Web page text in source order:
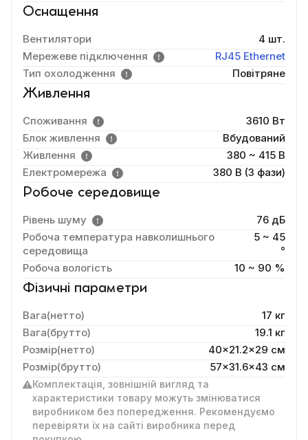
Оснащення
Вентилятори
4 шт.
Мережеве підключення
RJ45 Ethernet
Тип охолодження
Повітряне
Живлення
Споживання
3610 Вт
Блок живлення
Вбудований
Живлення
380 ~ 415 В
Електромережа
380 В (3 фази)
Робоче середовище
Рівень шуму
76 дБ
Робоча температура навколишнього
середовища
5 ~ 45
°
Робоча вологість
10 ~ 90 %
Фізичні параметри
Вага(нетто)
17 кг
Вага(брутто)
19.1 кг
Розмір(нетто)
40x21.2x29 cм
Розмір(брутто)
57x31.6x43 см
Комплектація, зовнішній вигляд та
характеристики товару можуть змінюватися
виробником без попередження. Рекомендуємо
перевіряти їх на сайті виробника перед